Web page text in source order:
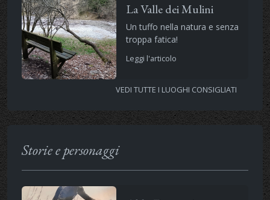
La Valle dei Mulini
Un tuffo nella natura e senza
troppa fatica!
Leggi l'articolo
VEDI TUTTE I LUOGHI CONSIGLIATI
Storie e personaggi